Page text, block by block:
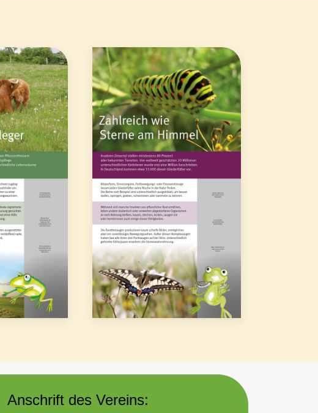
Anschrift des Vereins: